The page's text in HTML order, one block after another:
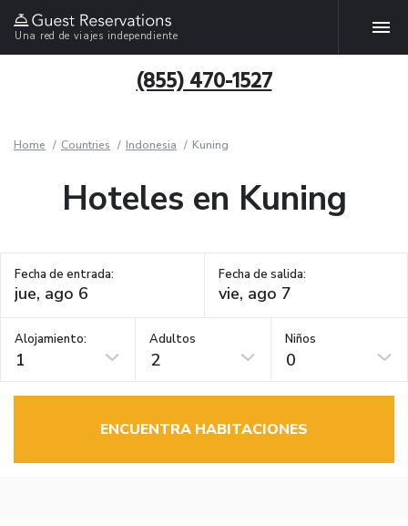
Una red de viajes independiente
(855) 470-1527
Home Countries Indonesia Kuning
Hoteles en Kuning
Fecha de entrada: Fecha de salida:
Alojamiento:
1
Adultos
2
Niños
0
ENCUENTRA HABITACIONES